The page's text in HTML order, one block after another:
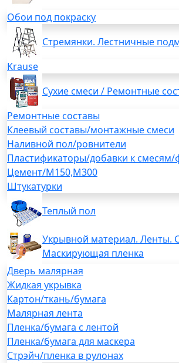
Обои под покраску
Стремянки. Лестничные
Krause
Сухие смеси / Ремонтные
Ремонтные составы
Клеевый составы/монтажные смеси
Наливной пол/ровнители
Пластификаторы/добавки к смесям/
Цемент/М150,М300
Штукатурки
Теплый пол
Укрывной материал. Ленты.
Маскирующая пленка
Дверь малярная
Жидкая укрывка
Картон/ткань/бумага
Малярная лента
Пленка/бумага с лентой
Пленка/бумага для маскера
Стрэйч/пленка в рулонах